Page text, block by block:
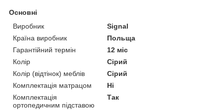
Основні
Виробник
Signal
Країна виробник
Польща
Гарантійний термін
12 міс
Колір
Сірий
Колір (відтінок) меблів
Сірий
Комплектація матрацом
Ні
Комплектація
ортопедичним підставою
Так